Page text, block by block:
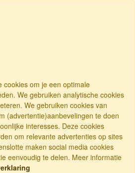
cookies om je een optimale
We gebruiken analytische cookies
We gebruiken cookies van
(advertentie)aanbevelingen te doen
interesses. Deze cookies
om relevante advertenties op sites
maken social media cookies
eenvoudig te delen. Meer informatie